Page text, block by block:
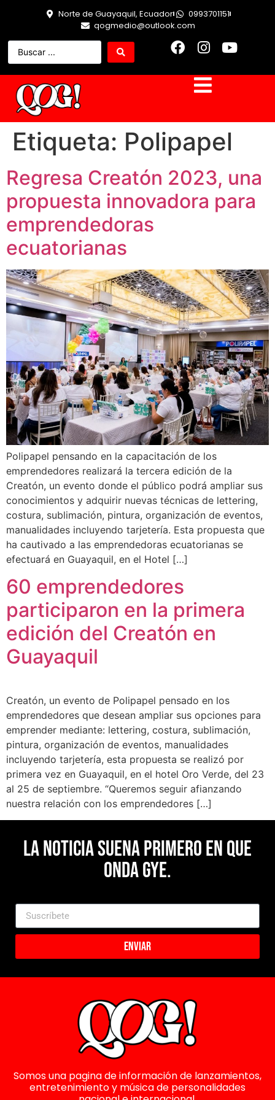
Norte de Guayaquil, Ecuador
0993701151
qogmedio@outlook.com
Etiqueta: Polipapel
Regresa Creatón 2023, una
propuesta innovadora para
emprendedoras
ecuatorianas
Polipapel pensando en la capacitación de los
emprendedores realizará la tercera edición de la
Creatón, un evento donde el público podrá ampliar sus
conocimientos y adquirir nuevas técnicas de lettering,
costura, sublimación, pintura, organización de eventos,
manualidades incluyendo tarjetería. Esta propuesta que
ha cautivado a las emprendedoras ecuatorianas se
efectuará en Guayaquil, en el Hotel […]
60 emprendedores
participaron en la primera
edición del Creatón en
Guayaquil
Creatón, un evento de Polipapel pensado en los
emprendedores que desean ampliar sus opciones para
emprender mediante: lettering, costura, sublimación,
pintura, organización de eventos, manualidades
incluyendo tarjetería, esta propuesta se realizó por
primera vez en Guayaquil, en el hotel Oro Verde, del 23
al 25 de septiembre. “Queremos seguir afianzando
nuestra relación con los emprendedores […]
La noticia suena primero en Que
Onda Gye.
Enviar
Somos una pagina de información de lanzamientos,
entretenimiento y música de personalidades